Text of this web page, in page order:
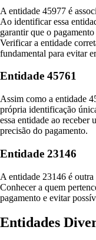
A entidade 45977 é
Ao identificar essa
garantir que o
Verificar a entidade
fundamental para evitar
Entidade 45761
Assim como a entidade
própria identificação
essa entidade ao receber
precisão do pagamento.
Entidade 23146
A entidade 23146 é
Conhecer a quem
pagamento e evitar
Entidades